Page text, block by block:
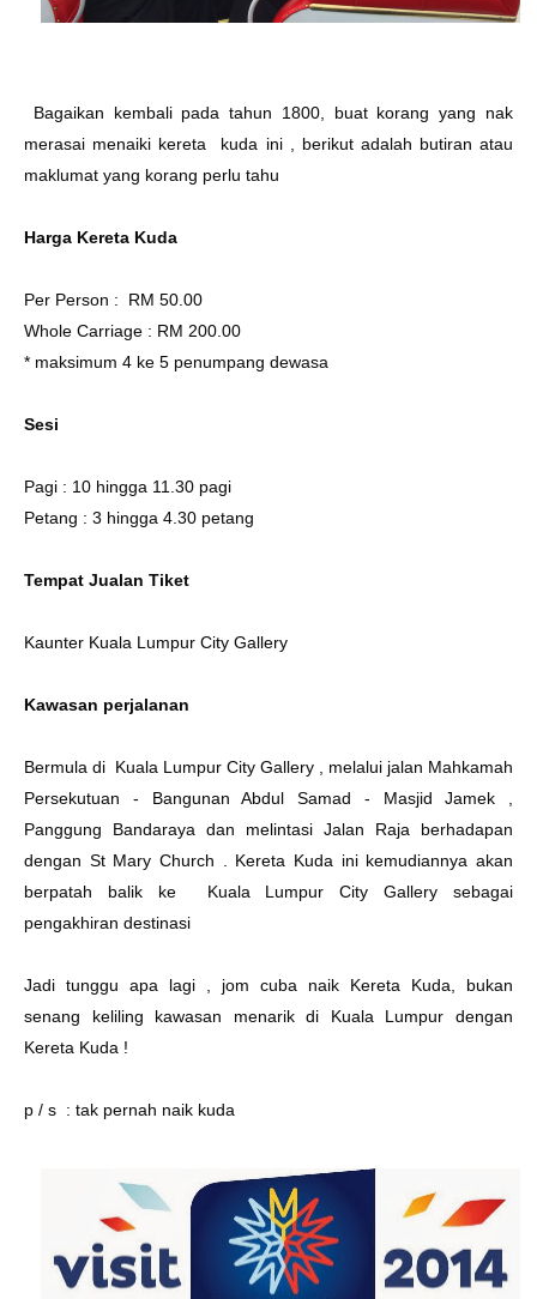
Bagaikan kembali pada tahun 1800, buat korang yang nak
merasai menaiki kereta kuda ini , berikut adalah butiran atau
maklumat yang korang perlu tahu
Harga Kereta Kuda
Per Person : RM 50.00
Whole Carriage : RM 200.00
* maksimum 4 ke 5 penumpang dewasa
Sesi
Pagi : 10 hingga 11.30 pagi
Petang : 3 hingga 4.30 petang
Tempat Jualan Tiket
Kaunter Kuala Lumpur City Gallery
Kawasan perjalanan
Bermula di Kuala Lumpur City Gallery , melalui jalan Mahkamah
Persekutuan - Bangunan Abdul Samad - Masjid Jamek ,
Panggung Bandaraya dan melintasi Jalan Raja berhadapan
dengan St Mary Church . Kereta Kuda ini kemudiannya akan
berpatah balik ke Kuala Lumpur City Gallery sebagai
pengakhiran destinasi
Jadi tunggu apa lagi , jom cuba naik Kereta Kuda, bukan
senang keliling kawasan menarik di Kuala Lumpur dengan
Kereta Kuda !
p / s : tak pernah naik kuda